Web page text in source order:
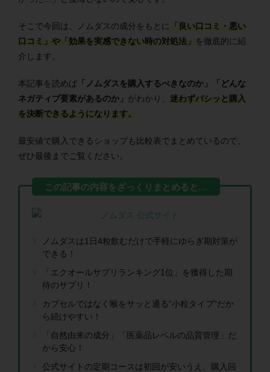
そこで今回は、ノムダスの成分をもとに
「良い口コミ・悪い
口コミ」や「効果を実感できない時の対処法」
を徹底的に紹
介します。
本記事を読めば 「ノムダスを購入するべきなのか」「どんな
ネガティブ要素があるのか」 がわかり、 迷わずバシッと購入
を決断できるようになります。
最安値で購入できるショップも比較表でまとめているので、
ぜひ最後までご覧ください。
ノムダスは1日4粒飲むだけで手軽にゆらぎ期対策が
できる！
「エクオールサプリランキング1位」を獲得した期
待のサプリ！
カプセルではなく喉をサッと通る"小粒タイプ"だか
ら続けやすい！
「自然由来の成分」「医薬品レベルの品質管理」だ
から安心！
公式サイトの定期コースは初回が安いうえ、購入回